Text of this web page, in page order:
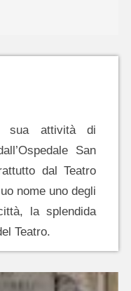
sua attività di
San
dal Teatro
nome uno degli
la splendida
Teatro.